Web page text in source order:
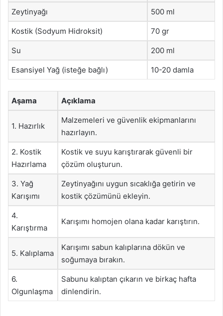
Zeytinyağı 500 ml
Kostik (Sodyum Hidroksit) 70 gr
Su 200 ml
Esansiyel Yağ (isteğe bağlı) 10-20 damla
Aşama Açıklama
1. Hazırlık
Malzemeleri ve güvenlik ekipmanlarını
hazırlayın.
2. Kostik
Hazırlama
Kostik ve suyu karıştırarak güvenli bir
çözüm oluşturun.
3. Yağ
Karışımı
Zeytinyağını uygun sıcaklığa getirin ve
kostik çözümünü ekleyin.
4.
Karıştırma
Karışımı homojen olana kadar karıştırın.
5. Kalıplama
Karışımı sabun kalıplarına dökün ve
soğumaya bırakın.
6.
Olgunlaşma
Sabunu kalıptan çıkarın ve birkaç hafta
dinlendirin.